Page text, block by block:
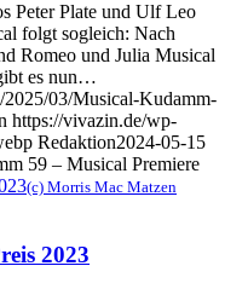
Peter Plate und Ulf Leo
folgt sogleich: Nach
Romeo und Julia Musical
es nun…
03/Musical-Kudamm-
https://vivazin.de/wp-
Redaktion2024-05-15
59 – Musical Premiere
(c) Morris Mac Matzen
2023